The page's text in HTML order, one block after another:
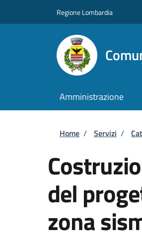
Regione Lombardia
Amministrazione
Briciole
Home / Servizi /
del
zona